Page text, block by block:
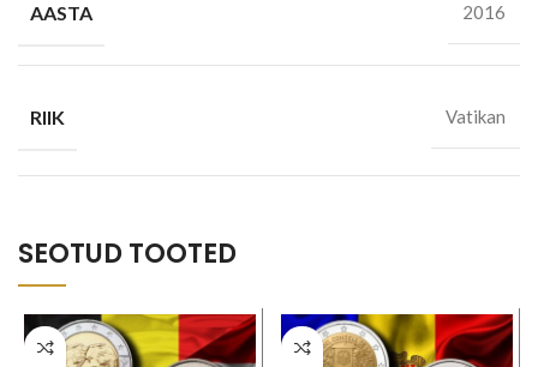
AASTA 2016
RIIK Vatikan
SEOTUD TOOTED